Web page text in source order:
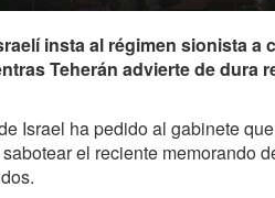
insta al régimen sionista a
Teherán advierte de dura
Israel ha pedido al gabinete
el reciente memorando